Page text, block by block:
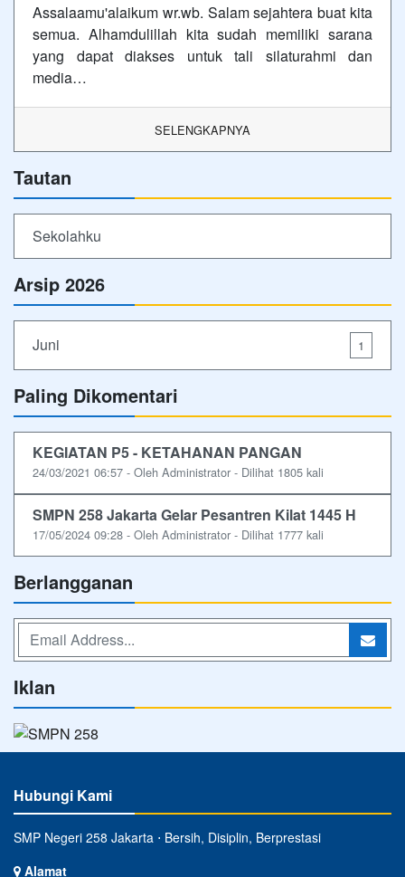
Assalaamu'alaikum wr.wb. Salam sejahtera buat kita
semua. Alhamdulillah kita sudah memiliki sarana
yang dapat diakses untuk tali silaturahmi dan
media…
SELENGKAPNYA
Tautan
Sekolahku
Arsip 2026
Juni 1
Paling Dikomentari
KEGIATAN P5 - KETAHANAN PANGAN
24/03/2021 06:57 - Oleh Administrator - Dilihat 1805 kali
SMPN 258 Jakarta Gelar Pesantren Kilat 1445 H
17/05/2024 09:28 - Oleh Administrator - Dilihat 1777 kali
Berlangganan
Iklan
Hubungi Kami
SMP Negeri 258 Jakarta ⋅ Bersih, Disiplin, Berprestasi
Alamat